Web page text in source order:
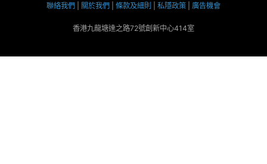
聯絡我們 關於我們 條款及細則 私隱政策 廣告機會
香港九龍塘達之路72號創新中心414室